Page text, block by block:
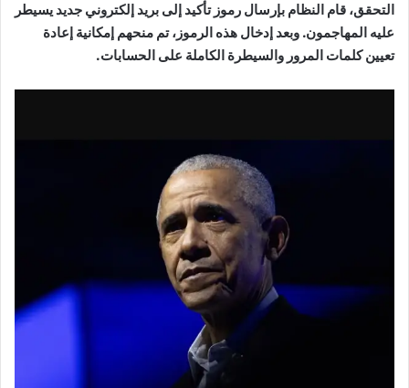
التحقق، قام النظام بإرسال رموز تأكيد إلى بريد إلكتروني جديد يسيطر
عليه المهاجمون. وبعد إدخال هذه الرموز، تم منحهم إمكانية إعادة
تعيين كلمات المرور والسيطرة الكاملة على الحسابات.